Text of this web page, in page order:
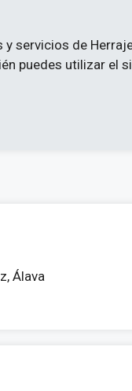
servicios de
puedes utilizar el
Álava